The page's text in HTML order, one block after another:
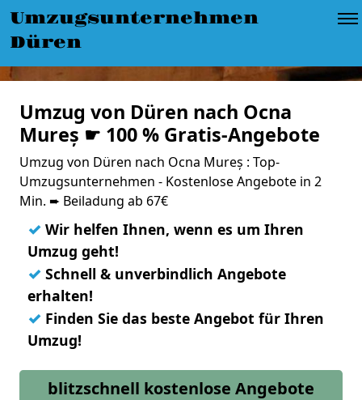
Umzugsunternehmen
Düren
Umzug von Düren nach Ocna
Mureș ☛ 100 % Gratis-Angebote
Umzug von Düren nach Ocna Mureș : Top-
Umzugsunternehmen - Kostenlose Angebote in 2
Min. ➨ Beiladung ab 67€
✓ Wir helfen Ihnen, wenn es um Ihren
Umzug geht!
✓ Schnell & unverbindlich Angebote
erhalten!
✓ Finden Sie das beste Angebot für Ihren
Umzug!
blitzschnell kostenlose Angebote